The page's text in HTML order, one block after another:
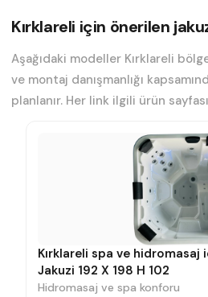
Kırklareli için önerilen
Aşağıdaki modeller Kırklareli
ve montaj danışmanlığı
planlanır. Her link ilgili ürün
Kırklareli spa ve hidromasaj
Jakuzi 192 X 198 H 102
Hidromasaj ve spa konforu